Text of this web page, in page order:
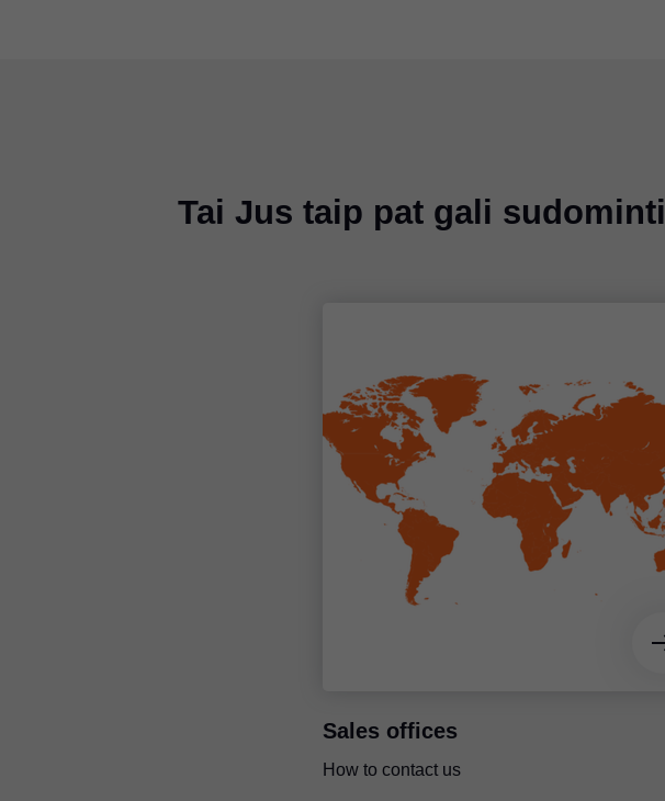
Tai Jus taip pat gali sudominti
Sales offices
How to contact us